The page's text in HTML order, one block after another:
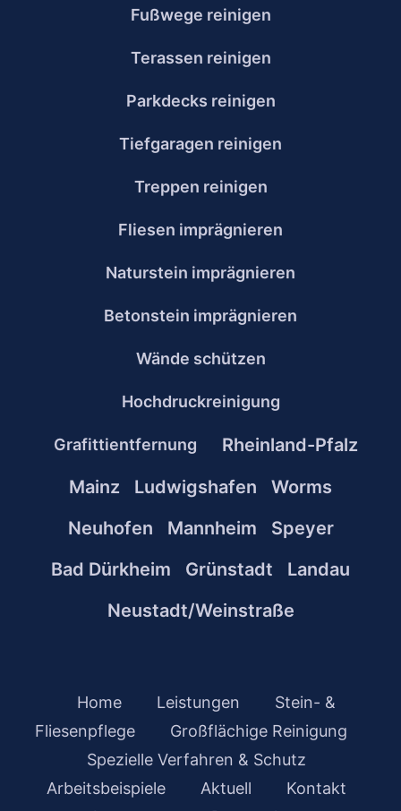
Fußwege reinigen
Terassen reinigen
Parkdecks reinigen
Tiefgaragen reinigen
Treppen reinigen
Fliesen imprägnieren
Naturstein imprägnieren
Betonstein imprägnieren
Wände schützen
Hochdruckreinigung
Grafittientfernung
Rheinland-Pfalz
Mainz
Ludwigshafen
Worms
Neuhofen
Mannheim
Speyer
Bad Dürkheim
Grünstadt
Landau
Neustadt/Weinstraße
Home Leistungen
Stein- &
Fliesenpflege
Großflächige Reinigung
Spezielle Verfahren & Schutz
Arbeitsbeispiele
Aktuell
Kontakt